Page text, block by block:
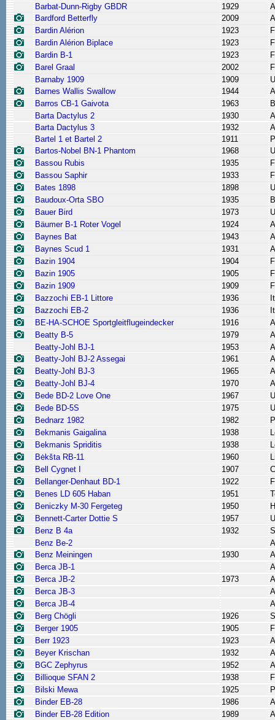
Barbat-Dunn-Rigby GBDR
1929
Bardford Betterfly
2009
Bardin Alérion
1923
Bardin Alérion Biplace
1923
Bardin B-1
1923
Barel Graal
2002
Barnaby 1909
1909
Barnes Wallis Swallow
1944
Barros CB-1 Gaivota
1963
Barta Dactylus 2
1930
Barta Dactylus 3
1932
Bartel 1 et Bartel 2
1911
Bartos-Nobel BN-1 Phantom
1968
Bassou Rubis
1935
Bassou Saphir
1933
Bates 1898
1898
Baudoux-Orta SBO
1935
Bauer Bird
1973
Bäumer B-1 Roter Vogel
1924
Baynes Bat
1943
Baynes Scud 1
1931
Bazin 1904
1904
Bazin 1905
1905
Bazin 1909
1909
Bazzochi EB-1 Littore
1936
Bazzochi EB-2
1936
BE-HA-SCHOE Sportgleitflugeindecker
1916
Beatty B-5
1979
Beatty-Johl BJ-1
1953
Beatty-Johl BJ-2 Assegai
1961
Beatty-Johl BJ-3
1965
Beatty-Johl BJ-4
1970
Bede BD-2 Love One
1967
Bede BD-5S
1975
Bednarz 1982
1982
Bekmanis Gaigalina
1938
Bekmanis Spriditis
1938
Bėkšta RB-11
1960
Bell Cygnet I
1907
Bellanger-Denhaut BD-1
1922
Benes LD 605 Haban
1951
Beniczky M-30 Fergeteg
1950
Bennett-Carter Dottie S
1957
Benz B 4a
1932
Benz Be-2
Benz Meiningen
1930
Berca JB-1
Berca JB-2
1973
Berca JB-3
Berca JB-4
Berg Chögli
1926
Berger 1905
1905
Berr 1923
1923
Beyer Krischan
1932
BGC Zephyrus
1952
Billioque SFAN 2
1938
Bilski Mewa
1925
Binder EB-28
1986
Binder EB-28 Edition
1989